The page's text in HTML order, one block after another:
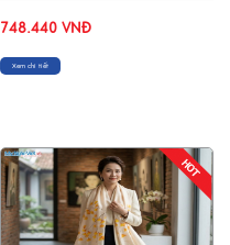
748.440 VNĐ
Xem chi tiết